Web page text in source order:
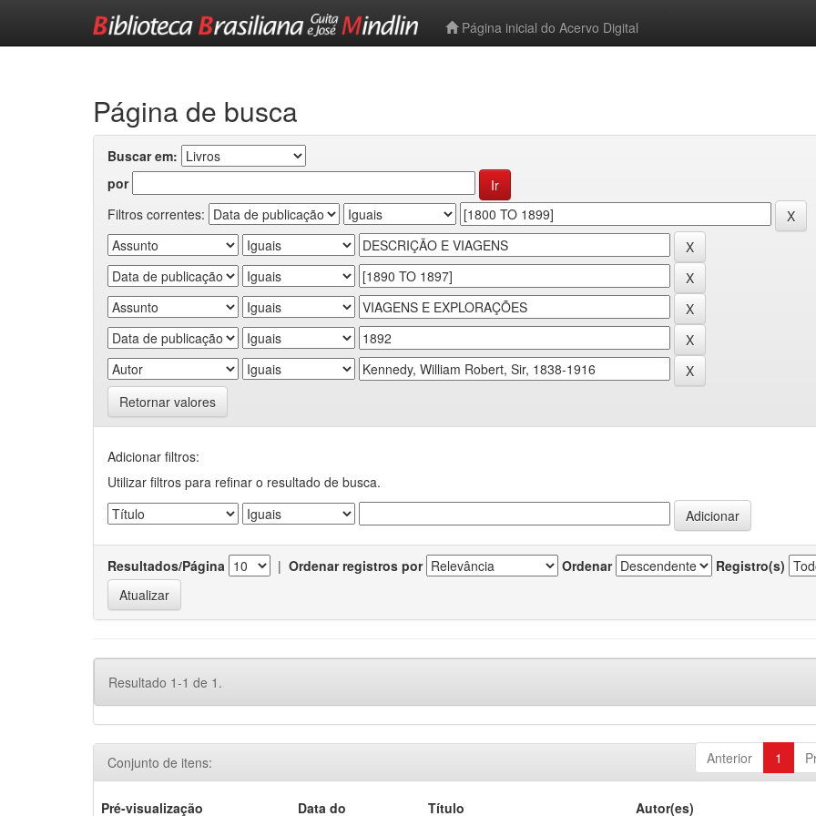
Página inicial do Acervo Digital
Página de busca
Buscar em:
por
Filtros correntes:
Retornar valores
Adicionar filtros:
Utilizar filtros para refinar o resultado de busca.
Resultados/Página | Ordenar registros por Ordenar Registro(s)
Resultado 1-1 de 1.
Anterior 1
Conjunto de itens:
Pré-visualização Data do Título Autor(es)